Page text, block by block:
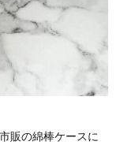
販の綿棒ケースに